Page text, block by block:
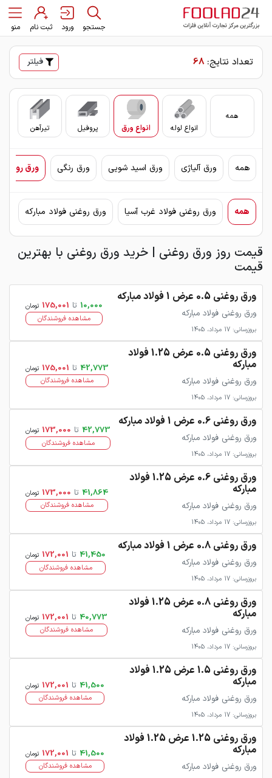
جستجو ورود ثبت نام منو
تعداد نتایج: 68 فیلتر
همه
انواع لوله
انواع ورق پروفیل تیرآهن
همه ورق آلیاژی ورق اسید شویی ورق رنگی ورق
همه ورق روغنی فولاد غرب آسیا ورق روغنی فولاد مبارکه
قیمت روز ورق روغنی | خرید ورق روغنی با بهترین
قیمت
ورق روغنی 0.5 عرض 1 فولاد مبارکه
ورق روغنی فولاد مبارکه
بروزرسانی: 17 مرداد، 1405
10,000 تا 175,001 تومان
مشاهده فروشندگان
ورق روغنی 0.5 عرض 1.25 فولاد
مبارکه
ورق روغنی فولاد مبارکه
بروزرسانی: 17 مرداد، 1405
42,773 تا 175,001 تومان
مشاهده فروشندگان
ورق روغنی 0.6 عرض 1 فولاد مبارکه
ورق روغنی فولاد مبارکه
بروزرسانی: 17 مرداد، 1405
42,773 تا 173,000 تومان
مشاهده فروشندگان
ورق روغنی 0.6 عرض 1.25 فولاد
مبارکه
ورق روغنی فولاد مبارکه
بروزرسانی: 17 مرداد، 1405
41,864 تا 173,000 تومان
مشاهده فروشندگان
ورق روغنی 0.8 عرض 1 فولاد مبارکه
ورق روغنی فولاد مبارکه
بروزرسانی: 17 مرداد، 1405
41,450 تا 172,001 تومان
مشاهده فروشندگان
ورق روغنی 0.8 عرض 1.25 فولاد
مبارکه
ورق روغنی فولاد مبارکه
بروزرسانی: 17 مرداد، 1405
40,773 تا 172,001 تومان
مشاهده فروشندگان
ورق روغنی 1.5 عرض 1.25 فولاد
مبارکه
ورق روغنی فولاد مبارکه
بروزرسانی: 17 مرداد، 1405
41,500 تا 172,001 تومان
مشاهده فروشندگان
ورق روغنی 1.25 عرض 1.25 فولاد
مبارکه
ورق روغنی فولاد مبارکه
41,500 تا 172,001 تومان
مشاهده فروشندگان